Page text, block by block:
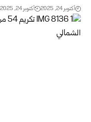
أكتوبر 24, 2025 أكتوبر 24, 2025